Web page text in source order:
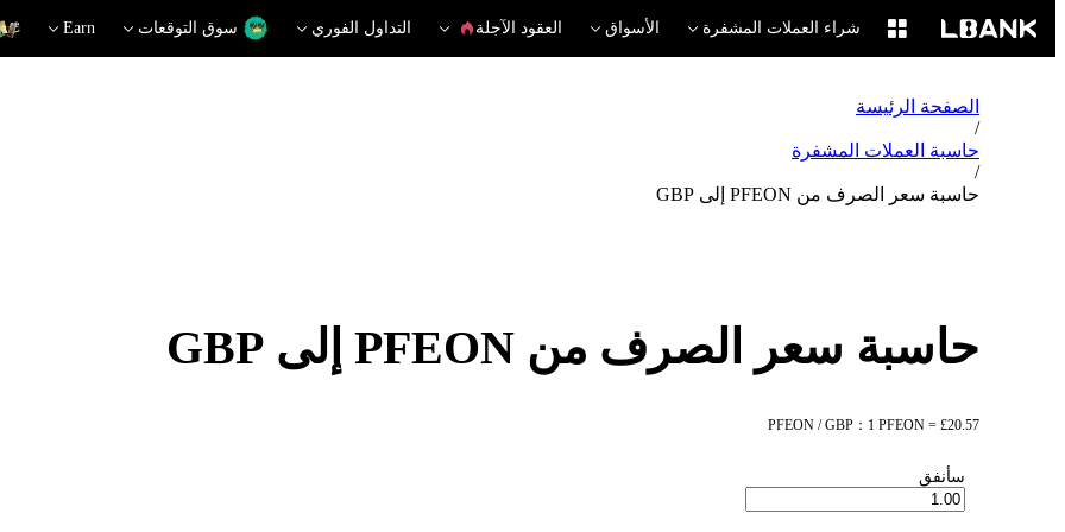
شراء العملات المشفرة الأسواق العقود الآجلة التداول الفوري سوق التوقعات Earn
الصفحة الرئيسة
/
حاسبة العملات المشفرة
/
حاسبة سعر الصرف من PFEON إلى GBP
حاسبة سعر الصرف من PFEON إلى GBP
PFEON / GBP：1 PFEON = £20.57
سأنفق